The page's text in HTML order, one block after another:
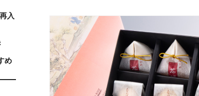
入
め